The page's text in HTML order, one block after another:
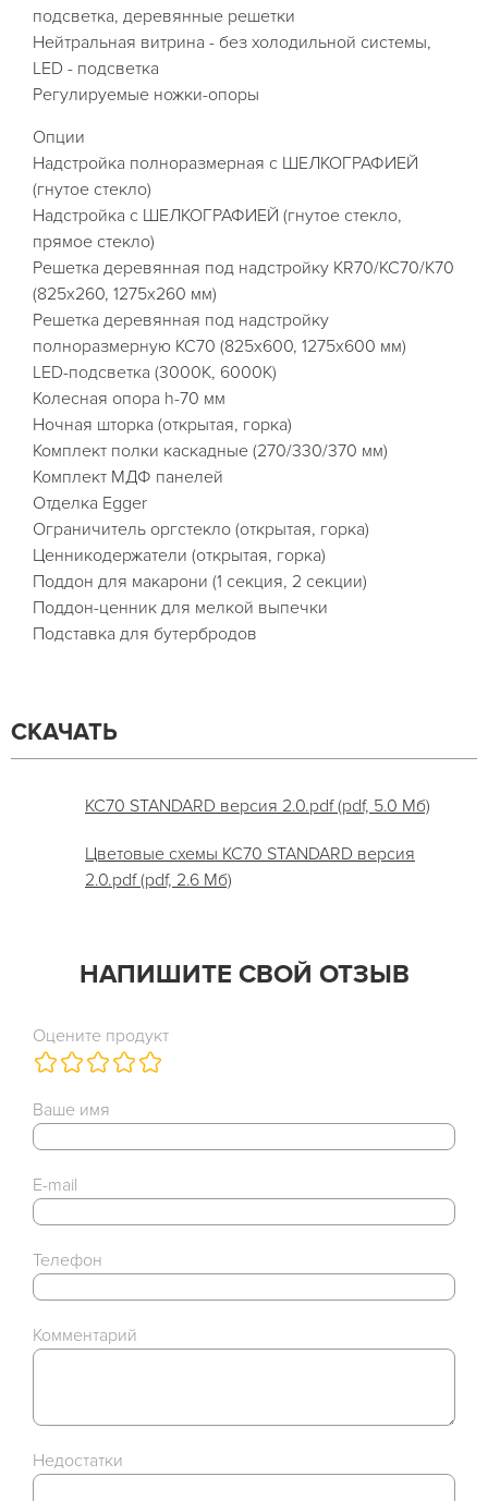
подсветка, деревянные решетки
Нейтральная витрина - без холодильной системы,
LED - подсветка
Регулируемые ножки-опоры
Опции
Надстройка полноразмерная с ШЕЛКОГРАФИЕЙ
(гнутое стекло)
Надстройка с ШЕЛКОГРАФИЕЙ (гнутое стекло,
прямое стекло)
Решетка деревянная под надстройку KR70/KC70/K70
(825х260, 1275х260 мм)
Решетка деревянная под надстройку
полноразмерную KC70 (825х600, 1275х600 мм)
LED-подсветка (3000K, 6000K)
Колесная опора h-70 мм
Ночная шторка (открытая, горка)
Комплект полки каскадные (270/330/370 мм)
Комплект МДФ панелей
Отделка Egger
Ограничитель оргстекло (открытая, горка)
Ценникодержатели (открытая, горка)
Поддон для макарони (1 секция, 2 секции)
Поддон-ценник для мелкой выпечки
Подставка для бутербродов
СКАЧАТЬ
KC70 STANDARD версия 2.0.pdf (pdf, 5.0 Мб)
Цветовые схемы KC70 STANDARD версия
2.0.pdf (pdf, 2.6 Мб)
НАПИШИТЕ СВОЙ ОТЗЫВ
Оцените продукт
Ваше имя
E-mail
Телефон
Комментарий
Недостатки